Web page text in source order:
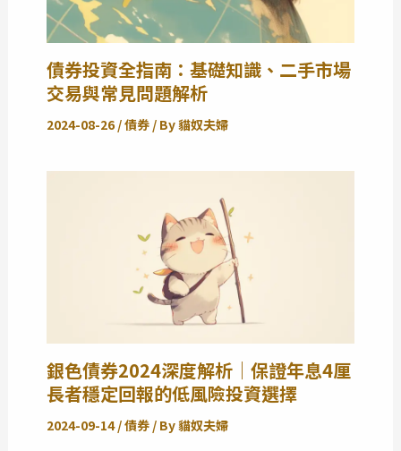
債券投資全指南：基礎知識、二手市場
交易與常見問題解析
2024-08-26 /債券/ By貓奴夫婦
銀色債券2024深度解析｜保證年息4厘
長者穩定回報的低風險投資選擇
2024-09-14/債券/ By貓奴夫婦